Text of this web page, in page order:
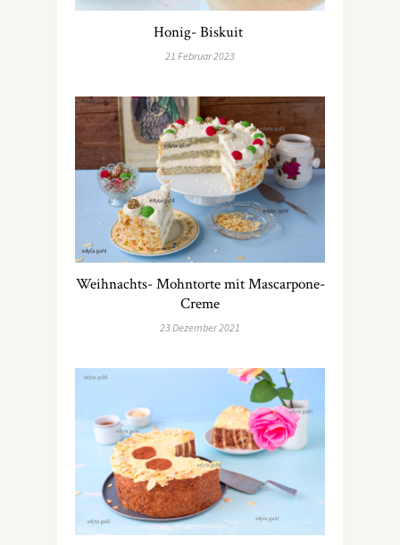
Honig- Biskuit
21 Februar 2023
Weihnachts- Mohntorte mit Mascarpone-
Creme
23 Dezember 2021